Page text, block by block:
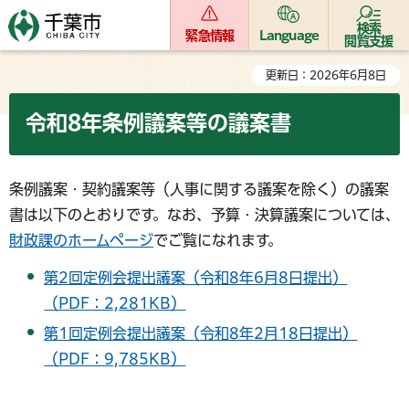
緊急情報 Language
検索
閲覧支援
更新日：2026年6月8日
令和8年条例議案等の議案書
条例議案・契約議案等（人事に関する議案を除く）の議案
書は以下のとおりです。なお、予算・決算議案については、
財政課のホームページでご覧になれます。
第2回定例会提出議案（令和8年6月8日提出）
（PDF：2,281KB）
第1回定例会提出議案（令和8年2月18日提出）
（PDF：9,785KB）